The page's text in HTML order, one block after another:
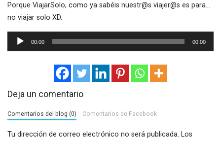
Porque ViajarSolo, como ya sabéis nuestr@s viajer@s es para…
no viajar solo XD.
Reproductor
de
00:00 00:00
Deja un comentario
Comentarios del blog (0) Comentarios de Facebook
Tu dirección de correo electrónico no será publicada. Los